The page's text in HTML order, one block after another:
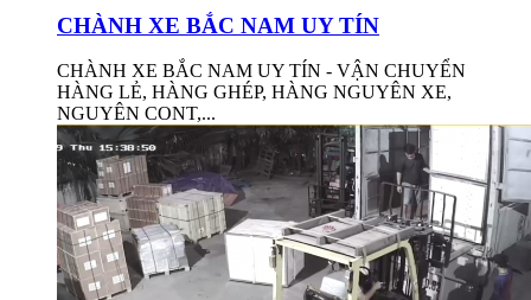
CHÀNH XE BẮC NAM UY TÍN
CHÀNH XE BẮC NAM UY TÍN - VẬN CHUYỂN
HÀNG LẺ, HÀNG GHÉP, HÀNG NGUYÊN XE,
NGUYÊN CONT,...